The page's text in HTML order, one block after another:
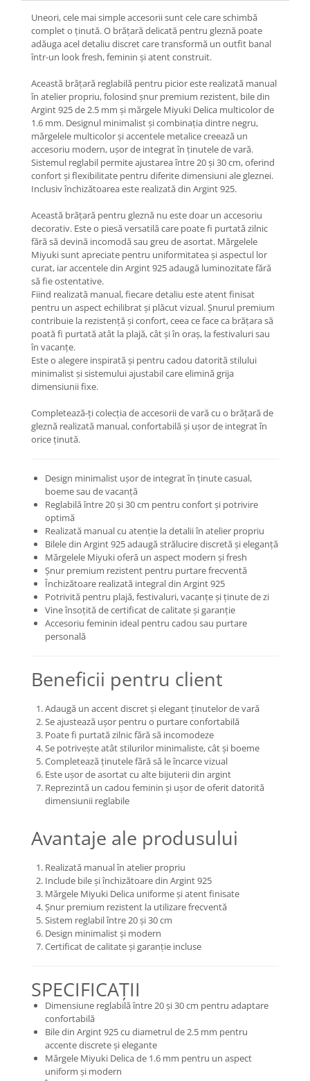
COLIERE ȘNUR REGLABIL
Coliere cu Inimioare
Coliere cu Cruce
Coliere cu Stea
Coliere cu Soare
Coliere cu Semilună
Coliere cu Zodii
Coliere cu Flori
Coliere cu Animale
Coliere cu Molecule
Coliere Diverse
BRĂȚĂRI
BRĂȚĂRI CU ȘNUR REGLABIL
Brățări din Aur cu șnur reglabil
Brățări din Argint cu șnur reglabil
BRĂȚĂRI CU PIETRE SEMIPREȚIOASE
Brățări din Aur cu pietre
semiprețioase
Brățări din Argint cu pietre
semiprețioase
Brățări elastice cu pietre
BRĂȚĂRI DE PICIOR
Brățări de picior din Aur
COLIERE
Coliere cu mărgele colorate și
Argint
Coliere cu pietre semiprețioase
Uneori, cele mai simple accesorii sunt cele care schimbă
complet o ținută. O brățară delicată pentru gleznă poate
adăuga acel detaliu discret care transformă un outfit banal
într-un look fresh, feminin și atent construit.
Această brățară reglabilă pentru picior este realizată manual
în atelier propriu, folosind șnur premium rezistent, bile din
Argint 925 de 2.5 mm și mărgele Miyuki Delica multicolor de
1.6 mm. Designul minimalist și combinația dintre negru,
mărgelele multicolor și accentele metalice creează un
accesoriu modern, ușor de integrat în ținutele de vară.
Sistemul reglabil permite ajustarea între 20 și 30 cm, oferind
confort și flexibilitate pentru diferite dimensiuni ale gleznei.
Inclusiv închizătoarea este realizată din Argint 925.
Această brățară pentru gleznă nu este doar un accesoriu
decorativ. Este o piesă versatilă care poate fi purtată zilnic
fără să devină incomodă sau greu de asortat. Mărgelele
Miyuki sunt apreciate pentru uniformitatea și aspectul lor
curat, iar accentele din Argint 925 adaugă luminozitate fără
să fie ostentative.
Fiind realizată manual, fiecare detaliu este atent finisat
pentru un aspect echilibrat și plăcut vizual. Șnurul premium
contribuie la rezistență și confort, ceea ce face ca brățara să
poată fi purtată atât la plajă, cât și în oraș, la festivaluri sau
în vacanțe.
Este o alegere inspirată și pentru cadou datorită stilului
minimalist și sistemului ajustabil care elimină grija
dimensiunii fixe.
Completează-ți colecția de accesorii de vară cu o brățară de
gleznă realizată manual, confortabilă și ușor de integrat în
orice ținută.
Design minimalist ușor de integrat în ținute casual,
boeme sau de vacanță
Reglabilă între 20 și 30 cm pentru confort și potrivire
optimă
Realizată manual cu atenție la detalii în atelier propriu
Bilele din Argint 925 adaugă strălucire discretă și eleganță
Mărgelele Miyuki oferă un aspect modern și fresh
Șnur premium rezistent pentru purtare frecventă
Închizătoare realizată integral din Argint 925
Potrivită pentru plajă, festivaluri, vacanțe și ținute de zi
Vine însoțită de certificat de calitate și garanție
Accesoriu feminin ideal pentru cadou sau purtare
personală
Beneficii pentru client
Adaugă un accent discret și elegant ținutelor de vară
Se ajustează ușor pentru o purtare confortabilă
Poate fi purtată zilnic fără să incomodeze
Se potrivește atât stilurilor minimaliste, cât și boeme
Completează ținutele fără să le încarce vizual
Este ușor de asortat cu alte bijuterii din argint
Reprezintă un cadou feminin și ușor de oferit datorită
dimensiunii reglabile
Avantaje ale produsului
Realizată manual în atelier propriu
Include bile și închizătoare din Argint 925
Mărgele Miyuki Delica uniforme și atent finisate
Șnur premium rezistent la utilizare frecventă
Sistem reglabil între 20 și 30 cm
Design minimalist și modern
Certificat de calitate și garanție incluse
SPECIFICAȚII
Dimensiune reglabilă între 20 și 30 cm pentru adaptare
confortabilă
Bile din Argint 925 cu diametrul de 2.5 mm pentru
accente discrete și elegante
Mărgele Miyuki Delica de 1.6 mm pentru un aspect
uniform și modern